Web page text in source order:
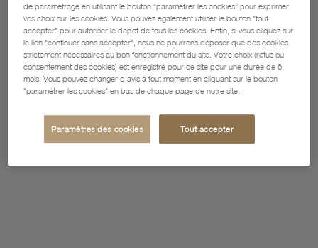
de paramétrage en utilisant le bouton “paramétrer les cookies” pour exprimer
vos choix sur les cookies. Vous pouvez également utiliser le bouton "tout
accepter" pour autoriser le dépôt de tous les cookies. Enfin, si vous cliquez sur
le lien "continuer sans accepter", nous ne pourrons déposer que des cookies
strictement nécessaires au bon fonctionnement du site. Votre choix (refus ou
consentement des cookies) est enregistré pour ce site pour une durée de 6
mois. Vous pouvez changer d'avis à tout moment en cliquant sur le bouton
"paramétrer les cookies" en bas de chaque page de notre site.
Paramètres des cookies Tout accepter